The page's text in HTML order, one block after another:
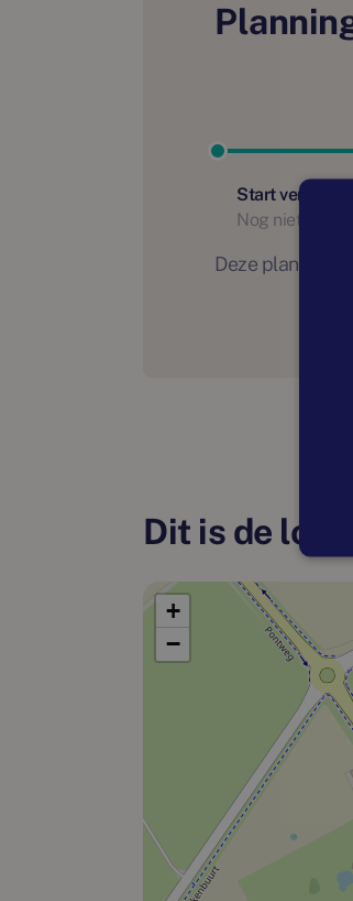
Start verhuur
Nog niet bekend
Deze planning
Dit is de
+
−